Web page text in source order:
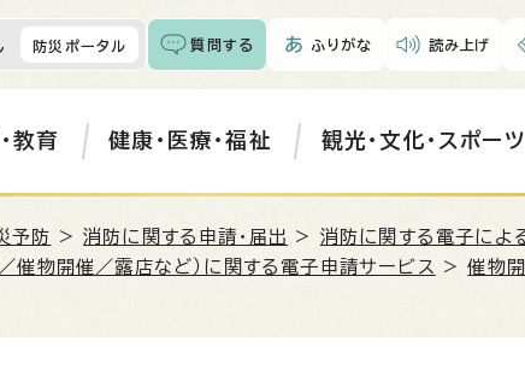
防災ポータル 質問する ふりがな 読み上げ
教育 健康・医療・福祉 観光・文化・スポーツ
予防 >消防に関する申請・届出 > 消防に関する電子によ
催物開催／露店など）に関する電子申請サービス >催物